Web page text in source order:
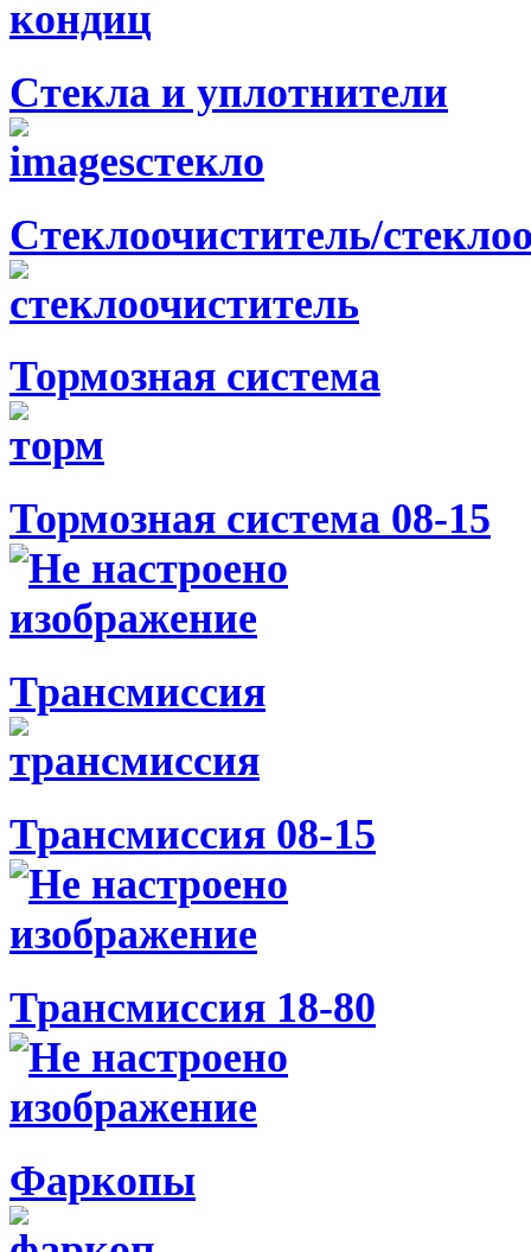
Стекла и уплотнители
Стеклоочиститель/
Тормозная система
Тормозная система 08-15
Трансмиссия
Трансмиссия 08-15
Трансмиссия 18-80
Фаркопы